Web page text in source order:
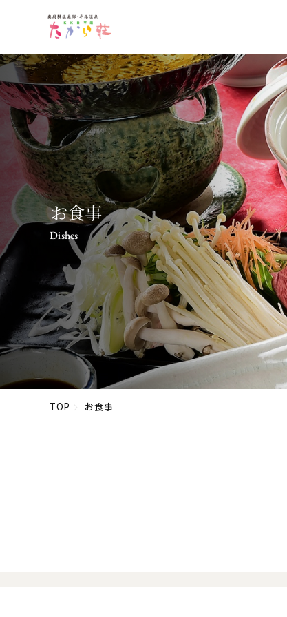
お食事
Dishes
TOP お食事